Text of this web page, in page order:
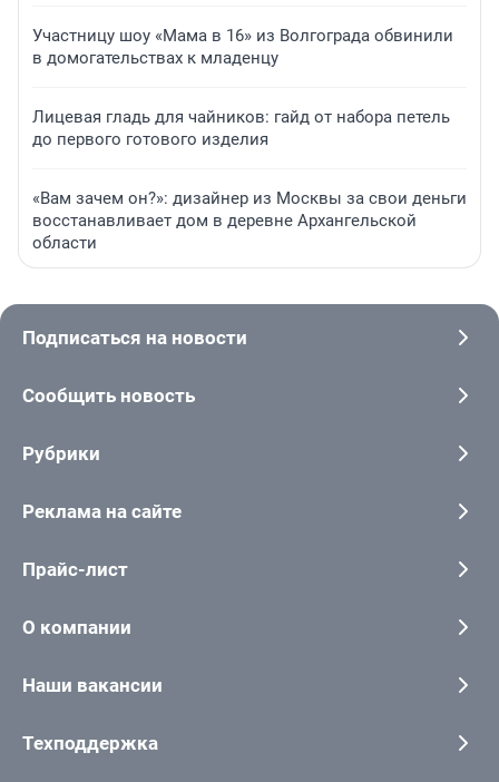
Участницу шоу «Мама в 16» из Волгограда обвинили
в домогательствах к младенцу
Лицевая гладь для чайников: гайд от набора петель
до первого готового изделия
«Вам зачем он?»: дизайнер из Москвы за свои деньги
восстанавливает дом в деревне Архангельской
области
Подписаться на новости
Сообщить новость
Рубрики
Реклама на сайте
Прайс-лист
О компании
Наши вакансии
Техподдержка